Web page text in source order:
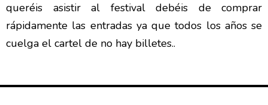
queréis asistir al festival debéis de comprar
rápidamente las entradas ya que todos los años se
cuelga el cartel de no hay billetes..